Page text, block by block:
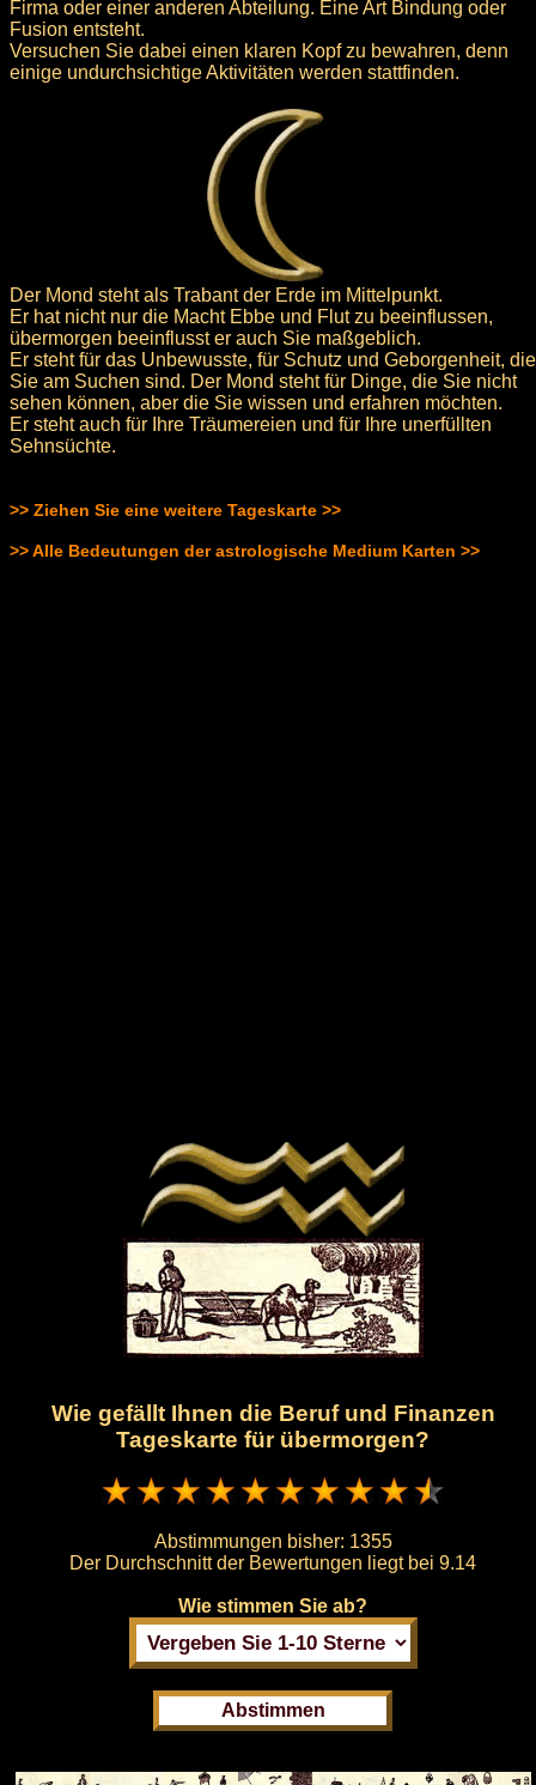
Firma oder einer anderen Abteilung. Eine Art Bindung oder
Fusion entsteht.
Versuchen Sie dabei einen klaren Kopf zu bewahren, denn
einige undurchsichtige Aktivitäten werden stattfinden.
Der Mond steht als Trabant der Erde im Mittelpunkt.
Er hat nicht nur die Macht Ebbe und Flut zu beeinflussen,
übermorgen beeinflusst er auch Sie maßgeblich.
Er steht für das Unbewusste, für Schutz und Geborgenheit, die
Sie am Suchen sind. Der Mond steht für Dinge, die Sie nicht
sehen können, aber die Sie wissen und erfahren möchten.
Er steht auch für Ihre Träumereien und für Ihre unerfüllten
Sehnsüchte.
>> Ziehen Sie eine weitere Tageskarte >>
>> Alle Bedeutungen der astrologische Medium Karten >>
Wie gefällt Ihnen die Beruf und Finanzen
Tageskarte für übermorgen?
Abstimmungen bisher: 1355
Der Durchschnitt der Bewertungen liegt bei 9.14
Wie stimmen Sie ab?